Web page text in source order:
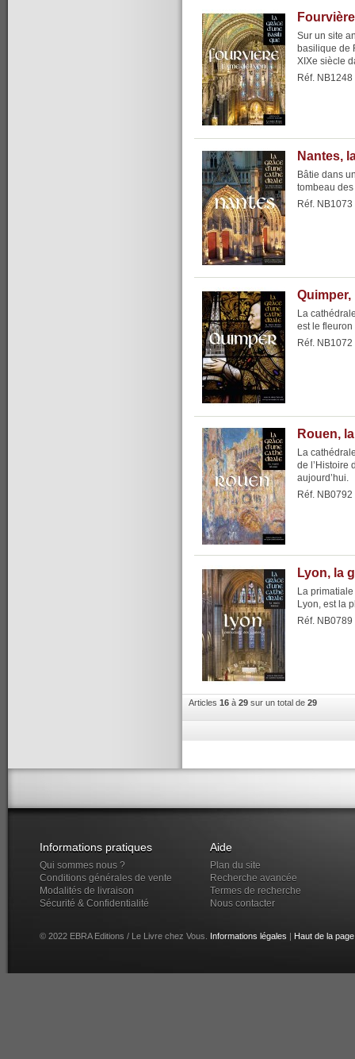
Sur un site
basilique de
XIXe siècle
Réf. NB1248
Nantes,
Bâtie dans
tombeau
Réf. NB1073
La
est le fleuron
Réf. NB1072
Rouen,
La
de l’Histoire
aujourd’hui.
Réf. NB0792
Lyon, la
La
Lyon, est la
Réf. NB0789
Articles 16 à 29 sur un total de 29
Informations pratiques
Qui sommes nous ?
Conditions générales de vente
Modalités de livraison
Sécurité & Confidentialité
Aide
Plan du site
Recherche avancée
Termes de recherche
Nous contacter
© 2022 EBRA Editions / Le Livre chez Vous. Informations légales Haut de la page